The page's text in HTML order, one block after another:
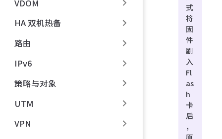
VDOM
HA 双机热备
路由
IPv6
策略与对象
UTM
VPN
式
将
固
件
刷
入
Fl
as
h
卡
后
，